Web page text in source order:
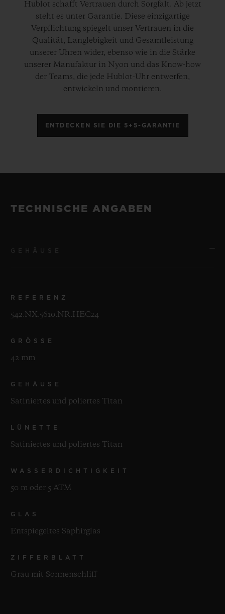
Hublot schafft Vertrauen durch Sorgfalt. Ab jetzt
steht es unter Garantie. Diese einzigartige
Verpflichtung spiegelt unser Vertrauen in die
Qualität, Langlebigkeit und Gesamtleistung
unserer Uhren wider, ebenso wie in die Stärke
unserer Manufaktur in Nyon und das Know-how
der Teams, die jede Hublot-Uhr entwerfen,
entwickeln und montieren.
ENTDECKEN SIE DIE 5+5-GARANTIE
TECHNISCHE ANGABEN
REFERENZ
542.NX.5610.NR.HEC24
GRÖSSE
42 mm
GEHÄUSE
Satiniertes und poliertes Titan
LÜNETTE
Satiniertes und poliertes Titan
WASSERDICHTIGKEIT
50 m oder 5 ATM
GLAS
Entspiegeltes Saphirglas
ZIFFERBLATT
Grau mit Sonnenschliff